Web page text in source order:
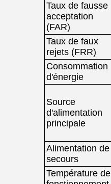
Taux de fausse
acceptation
(FAR)
Taux de faux
rejets (FRR)
Consommation
d'énergie
Source
d'alimentation
principale
Alimentation de
secours
Température de